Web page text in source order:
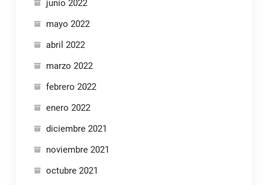
junio 2022
mayo 2022
abril 2022
marzo 2022
febrero 2022
enero 2022
diciembre 2021
noviembre 2021
octubre 2021